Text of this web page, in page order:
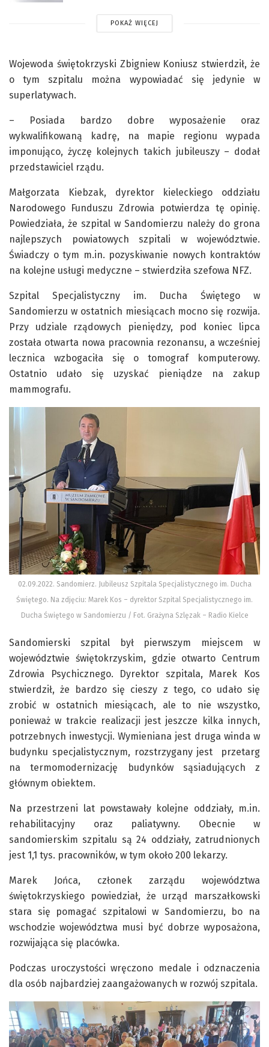
POKAŻ WIĘCEJ
Wojewoda świętokrzyski Zbigniew Koniusz stwierdził, że
o tym szpitalu można wypowiadać się jedynie w
superlatywach.
– Posiada bardzo dobre wyposażenie oraz
wykwalifikowaną kadrę, na mapie regionu wypada
imponująco, życzę kolejnych takich jubileuszy – dodał
przedstawiciel rządu.
Małgorzata Kiebzak, dyrektor kieleckiego oddziału
Narodowego Funduszu Zdrowia potwierdza tę opinię.
Powiedziała, że szpital w Sandomierzu należy do grona
najlepszych powiatowych szpitali w województwie.
Świadczy o tym m.in. pozyskiwanie nowych kontraktów
na kolejne usługi medyczne – stwierdziła szefowa NFZ.
Szpital Specjalistyczny im. Ducha Świętego w
Sandomierzu w ostatnich miesiącach mocno się rozwija.
Przy udziale rządowych pieniędzy, pod koniec lipca
została otwarta nowa pracownia rezonansu, a wcześniej
lecznica wzbogaciła się o tomograf komputerowy.
Ostatnio udało się uzyskać pieniądze na zakup
mammografu.
02.09.2022. Sandomierz. Jubileusz Szpitala Specjalistycznego im. Ducha
Świętego. Na zdjęciu: Marek Kos – dyrektor Szpital Specjalistycznego im.
Ducha Świętego w Sandomierzu / Fot. Grażyna Szlęzak – Radio Kielce
Sandomierski szpital był pierwszym miejscem w
województwie świętokrzyskim, gdzie otwarto Centrum
Zdrowia Psychicznego. Dyrektor szpitala, Marek Kos
stwierdził, że bardzo się cieszy z tego, co udało się
zrobić w ostatnich miesiącach, ale to nie wszystko,
ponieważ w trakcie realizacji jest jeszcze kilka innych,
potrzebnych inwestycji. Wymieniana jest druga winda w
budynku specjalistycznym, rozstrzygany jest przetarg
na termomodernizację budynków sąsiadujących z
głównym obiektem.
Na przestrzeni lat powstawały kolejne oddziały, m.in.
rehabilitacyjny oraz paliatywny. Obecnie w
sandomierskim szpitalu są 24 oddziały, zatrudnionych
jest 1,1 tys. pracowników, w tym około 200 lekarzy.
Marek Jońca, członek zarządu województwa
świętokrzyskiego powiedział, że urząd marszałkowski
stara się pomagać szpitalowi w Sandomierzu, bo na
wschodzie województwa musi być dobrze wyposażona,
rozwijająca się placówka.
Podczas uroczystości wręczono medale i odznaczenia
dla osób najbardziej zaangażowanych w rozwój szpitala.